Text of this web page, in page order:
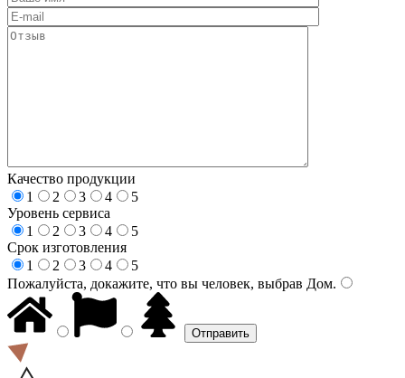
Качество продукции
1
2 3 4
5
Уровень сервиса
1
2 3 4
5
Срок изготовления
1
2 3 4
5
Пожалуйста, докажите, что вы человек, выбрав Дом.